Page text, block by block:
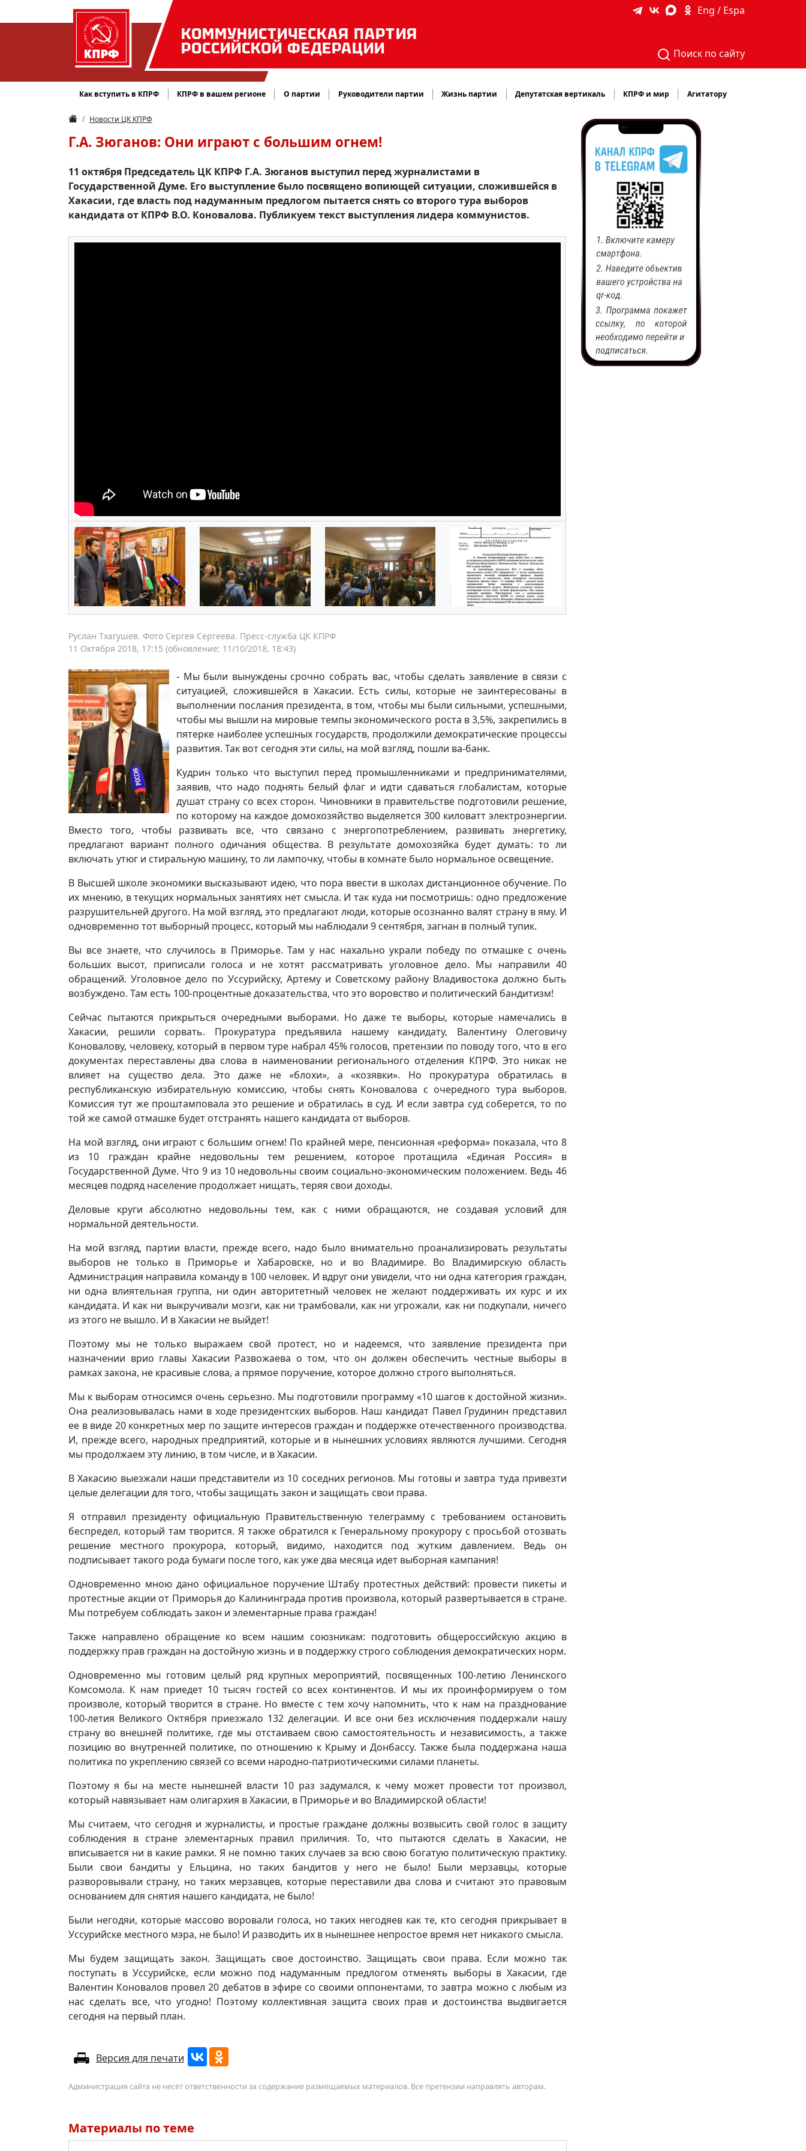
КОММУНИСТИЧЕСКАЯ ПАРТИЯ
РОССИЙСКОЙ ФЕДЕРАЦИИ
Eng / Espa
Поиск по сайту
Как вступить в КПРФ КПРФ в вашем регионе О партии Руководители партии Жизнь партии Депутатская вертикаль КПРФ и мир Агитатору
Новости ЦК КПРФ
Г.А. Зюганов: Они играют с большим огнем!
11 октября Председатель ЦК КПРФ Г.А. Зюганов выступил перед журналистами в
Государственной Думе. Его выступление было посвящено вопиющей ситуации, сложившейся в
Хакасии, где власть под надуманным предлогом пытается снять со второго тура выборов
кандидата от КПРФ В.О. Коновалова. Публикуем текст выступления лидера коммунистов.
Руслан Тхагушев. Фото Сергея Сергеева. Пресс-служба ЦК КПРФ
11 Октября 2018, 17:15 (обновление: 11/10/2018, 18:43)
- Мы были вынуждены срочно собрать вас, чтобы сделать заявление в связи с
ситуацией, сложившейся в Хакасии. Есть силы, которые не заинтересованы в
выполнении послания президента, в том, чтобы мы были сильными, успешными,
чтобы мы вышли на мировые темпы экономического роста в 3,5%, закрепились в
пятерке наиболее успешных государств, продолжили демократические процессы
развития. Так вот сегодня эти силы, на мой взгляд, пошли ва-банк.
Кудрин только что выступил перед промышленниками и предпринимателями,
заявив, что надо поднять белый флаг и идти сдаваться глобалистам, которые
душат страну со всех сторон. Чиновники в правительстве подготовили решение,
по которому на каждое домохозяйство выделяется 300 киловатт электроэнергии.
Вместо того, чтобы развивать все, что связано с энергопотреблением, развивать энергетику,
предлагают вариант полного одичания общества. В результате домохозяйка будет думать: то ли
включать утюг и стиральную машину, то ли лампочку, чтобы в комнате было нормальное освещение.
В Высшей школе экономики высказывают идею, что пора ввести в школах дистанционное обучение. По
их мнению, в текущих нормальных занятиях нет смысла. И так куда ни посмотришь: одно предложение
разрушительней другого. На мой взгляд, это предлагают люди, которые осознанно валят страну в яму. И
одновременно тот выборный процесс, который мы наблюдали 9 сентября, загнан в полный тупик.
Вы все знаете, что случилось в Приморье. Там у нас нахально украли победу по отмашке с очень
больших высот, приписали голоса и не хотят рассматривать уголовное дело. Мы направили 40
обращений. Уголовное дело по Уссурийску, Артему и Советскому району Владивостока должно быть
возбуждено. Там есть 100-процентные доказательства, что это воровство и политический бандитизм!
Сейчас пытаются прикрыться очередными выборами. Но даже те выборы, которые намечались в
Хакасии, решили сорвать. Прокуратура предъявила нашему кандидату, Валентину Олеговичу
Коновалову, человеку, который в первом туре набрал 45% голосов, претензии по поводу того, что в его
документах переставлены два слова в наименовании регионального отделения КПРФ. Это никак не
влияет на существо дела. Это даже не «блохи», а «козявки». Но прокуратура обратилась в
республиканскую избирательную комиссию, чтобы снять Коновалова с очередного тура выборов.
Комиссия тут же проштамповала это решение и обратилась в суд. И если завтра суд соберется, то по
той же самой отмашке будет отстранять нашего кандидата от выборов.
На мой взгляд, они играют с большим огнем! По крайней мере, пенсионная «реформа» показала, что 8
из 10 граждан крайне недовольны тем решением, которое протащила «Единая Россия» в
Государственной Думе. Что 9 из 10 недовольны своим социально-экономическим положением. Ведь 46
месяцев подряд население продолжает нищать, теряя свои доходы.
Деловые круги абсолютно недовольны тем, как с ними обращаются, не создавая условий для
нормальной деятельности.
На мой взгляд, партии власти, прежде всего, надо было внимательно проанализировать результаты
выборов не только в Приморье и Хабаровске, но и во Владимире. Во Владимирскую область
Администрация направила команду в 100 человек. И вдруг они увидели, что ни одна категория граждан,
ни одна влиятельная группа, ни один авторитетный человек не желают поддерживать их курс и их
кандидата. И как ни выкручивали мозги, как ни трамбовали, как ни угрожали, как ни подкупали, ничего
из этого не вышло. И в Хакасии не выйдет!
Поэтому мы не только выражаем свой протест, но и надеемся, что заявление президента при
назначении врио главы Хакасии Развожаева о том, что он должен обеспечить честные выборы в
рамках закона, не красивые слова, а прямое поручение, которое должно строго выполняться.
Мы к выборам относимся очень серьезно. Мы подготовили программу «10 шагов к достойной жизни».
Она реализовывалась нами в ходе президентских выборов. Наш кандидат Павел Грудинин представил
ее в виде 20 конкретных мер по защите интересов граждан и поддержке отечественного производства.
И, прежде всего, народных предприятий, которые и в нынешних условиях являются лучшими. Сегодня
мы продолжаем эту линию, в том числе, и в Хакасии.
В Хакасию выезжали наши представители из 10 соседних регионов. Мы готовы и завтра туда привезти
целые делегации для того, чтобы защищать закон и защищать свои права.
Я отправил президенту официальную Правительственную телеграмму с требованием остановить
беспредел, который там творится. Я также обратился к Генеральному прокурору с просьбой отозвать
решение местного прокурора, который, видимо, находится под жутким давлением. Ведь он
подписывает такого рода бумаги после того, как уже два месяца идет выборная кампания!
Одновременно мною дано официальное поручение Штабу протестных действий: провести пикеты и
протестные акции от Приморья до Калининграда против произвола, который развертывается в стране.
Мы потребуем соблюдать закон и элементарные права граждан!
Также направлено обращение ко всем нашим союзникам: подготовить общероссийскую акцию в
поддержку прав граждан на достойную жизнь и в поддержку строго соблюдения демократических норм.
Одновременно мы готовим целый ряд крупных мероприятий, посвященных 100-летию Ленинского
Комсомола. К нам приедет 10 тысяч гостей со всех континентов. И мы их проинформируем о том
произволе, который творится в стране. Но вместе с тем хочу напомнить, что к нам на празднование
100-летия Великого Октября приезжало 132 делегации. И все они без исключения поддержали нашу
страну во внешней политике, где мы отстаиваем свою самостоятельность и независимость, а также
позицию во внутренней политике, по отношению к Крыму и Донбассу. Также была поддержана наша
политика по укреплению связей со всеми народно-патриотическими силами планеты.
Поэтому я бы на месте нынешней власти 10 раз задумался, к чему может провести тот произвол,
который навязывает нам олигархия в Хакасии, в Приморье и во Владимирской области!
Мы считаем, что сегодня и журналисты, и простые граждане должны возвысить свой голос в защиту
соблюдения в стране элементарных правил приличия. То, что пытаются сделать в Хакасии, не
вписывается ни в какие рамки. Я не помню таких случаев за всю свою богатую политическую практику.
Были свои бандиты у Ельцина, но таких бандитов у него не было! Были мерзавцы, которые
разворовывали страну, но таких мерзавцев, которые переставили два слова и считают это правовым
основанием для снятия нашего кандидата, не было!
Были негодяи, которые массово воровали голоса, но таких негодяев как те, кто сегодня прикрывает в
Уссурийске местного мэра, не было! И разводить их в нынешнее непростое время нет никакого смысла.
Мы будем защищать закон. Защищать свое достоинство. Защищать свои права. Если можно так
поступать в Уссурийске, если можно под надуманным предлогом отменять выборы в Хакасии, где
Валентин Коновалов провел 20 дебатов в эфире со своими оппонентами, то завтра можно с любым из
нас сделать все, что угодно! Поэтому коллективная защита своих прав и достоинства выдвигается
сегодня на первый план.
Версия для печати
Администрация сайта не несёт ответственности за содержание размещаемых материалов. Все претензии направлять авторам.
Материалы по теме